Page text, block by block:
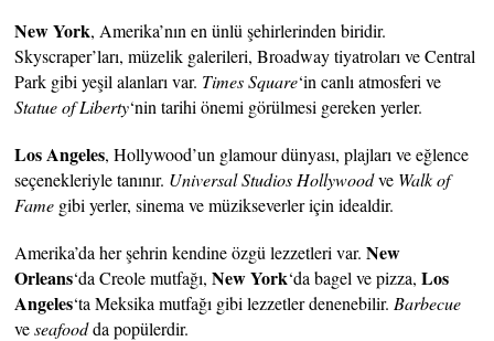
New York, Amerika’nın en ünlü şehirlerinden biridir.
Skyscraper’ları, müzelik galerileri, Broadway tiyatroları ve Central
Park gibi yeşil alanları var. Times Square‘in canlı atmosferi ve
Statue of Liberty‘nin tarihi önemi görülmesi gereken yerler.
Los Angeles, Hollywood’un glamour dünyası, plajları ve eğlence
seçenekleriyle tanınır. Universal Studios Hollywoodve Walk of
Fame gibi yerler, sinema ve müzikseverler için idealdir.
Amerika’da her şehrin kendine özgü lezzetleri var.New
Orleans‘da Creole mutfağı,New York‘da bagel ve pizza,Los
Angeles‘ta Meksika mutfağı gibi lezzetler denenebilir. Barbecue
veseafoodda popülerdir.